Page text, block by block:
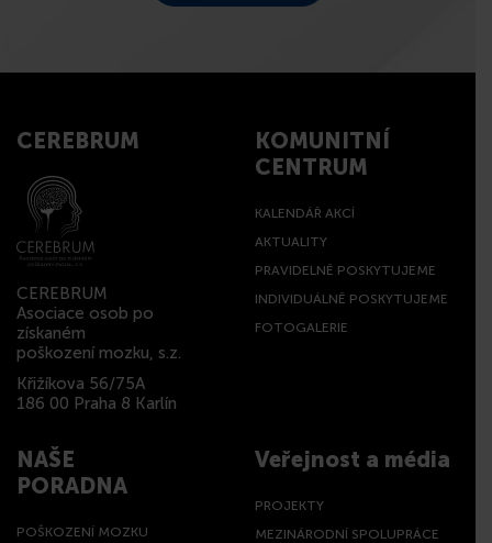
CEREBRUM
CEREBRUM
Asociace osob po
získaném
poškození mozku, s.z.
Křižíkova 56/75A
186 00 Praha 8 Karlín
KOMUNITNÍ
CENTRUM
KALENDÁŘ AKCÍ
AKTUALITY
PRAVIDELNĚ POSKYTUJEME
INDIVIDUÁLNĚ POSKYTUJEME
FOTOGALERIE
NAŠE
PORADNA
POŠKOZENÍ MOZKU
Veřejnost a média
PROJEKTY
MEZINÁRODNÍ SPOLUPRÁCE